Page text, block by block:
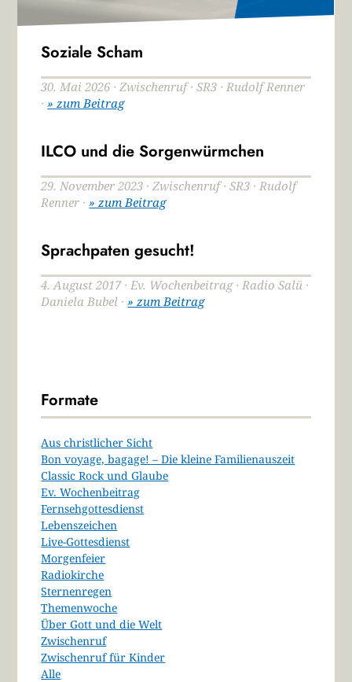
Soziale Scham
30. Mai 2026 · Zwischenruf · SR3 · Rudolf Renner
·» zum Beitrag
ILCO und die Sorgenwürmchen
29. November 2023 · Zwischenruf · SR3 · Rudolf
Renner ·» zum Beitrag
Sprachpaten gesucht!
4. August 2017 · Ev. Wochenbeitrag · Radio Salü ·
Daniela Bubel ·» zum Beitrag
Formate
Aus christlicher Sicht
Bon voyage, bagage! – Die kleine Familienauszeit
Classic Rock und Glaube
Ev. Wochenbeitrag
Fernsehgottesdienst
Lebenszeichen
Live-Gottesdienst
Morgenfeier
Radiokirche
Sternenregen
Themenwoche
Über Gott und die Welt
Zwischenruf
Zwischenruf für Kinder
Alle